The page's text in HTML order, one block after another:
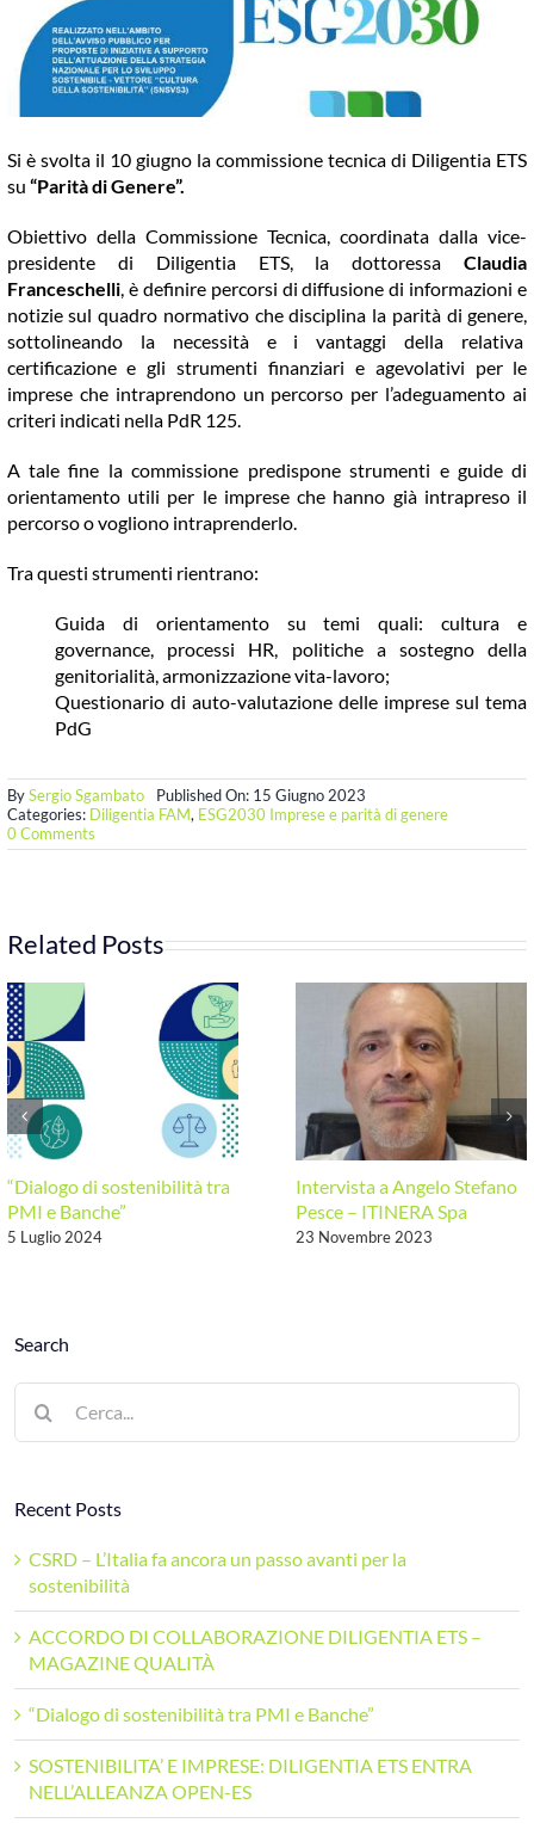
COMMUNITY
LOGIN
Si è svolta il 10 giugno la commissione tecnica di Diligentia ETS
su “Parità di Genere”.
Obiettivo della Commissione Tecnica, coordinata dalla vice-
presidente di Diligentia ETS, la dottoressaClaudia
Franceschelli, è definire percorsi di diffusione di informazioni e
notizie sul quadro normativo che disciplina la parità di genere,
sottolineando la necessità e i vantaggi della relativa
certificazione e gli strumenti finanziari e agevolativi per le
imprese che intraprendono un percorso per l’adeguamento ai
criteri indicati nella PdR 125.
A tale fine la commissione predispone strumenti e guide di
orientamento utili per le imprese che hanno già intrapreso il
percorso o vogliono intraprenderlo.
Tra questi strumenti rientrano:
Guida di orientamento su temi quali: cultura e
governance, processi HR, politiche a sostegno della
genitorialità, armonizzazione vita-lavoro;
Questionario di auto-valutazione delle imprese sul tema
PdG
BySergio Sgambato
Published On: 15 Giugno 2023
Categories: Diligentia FAM, ESG2030 Imprese e parità di genere
0 Commentson
Commissione
Related Posts
“Dialogo di sostenibilità tra
PMI e Banche”
5 Luglio 2024
Intervista a Angelo Stefano
Pesce – ITINERA Spa
23 Novembre 2023
Search
Cerca
per:
Recent Posts
CSRD – L’Italia fa ancora un passo avanti per la
sostenibilità
ACCORDO DI COLLABORAZIONE DILIGENTIA ETS –
MAGAZINE QUALITÀ
“Dialogo di sostenibilità tra PMI e Banche”
SOSTENIBILITA’ E IMPRESE: DILIGENTIA ETS ENTRA
NELL’ALLEANZA OPEN-ES